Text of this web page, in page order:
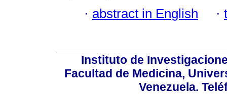
· abstract in English ·
Instituto de
Facultad de Medicina,
Venezuela.